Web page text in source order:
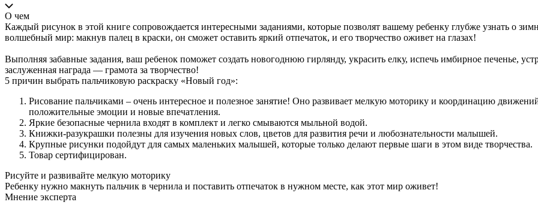
О чем
Каждый рисунок в этой книге сопровождается интересными заданиями, которые позволят вашему ребенку глубже узнать о
волшебный мир: макнув палец в краски, он сможет оставить яркий отпечаток, и его творчество оживет на глазах!
Выполняя забавные задания, ваш ребенок поможет создать новогоднюю гирлянду, украсить елку, испечь имбирное печенье,
заслуженная награда — грамота за творчество!
5 причин выбрать пальчиковую раскраску «Новый год»:
Рисование пальчиками – очень интересное и полезное занятие! Оно развивает мелкую моторику и координацию
положительные эмоции и новые впечатления.
Яркие безопасные чернила входят в комплект и легко смываются мыльной водой.
Книжки-разукрашки полезны для изучения новых слов, цветов для развития речи и любознательности малышей.
Крупные рисунки подойдут для самых маленьких малышей, которые только делают первые шаги в этом виде творчества.
Товар сертифицирован.
Рисуйте и развивайте мелкую моторику
Ребенку нужно макнуть пальчик в чернила и поставить отпечаток в нужном месте, как этот мир оживет!
Мнение эксперта